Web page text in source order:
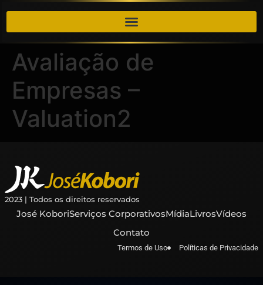
​​Avaliação de
Empresas –
Valuation2
2023 | Todos os direitos reservados
José KoboriServiços CorporativosMídiaLivrosVídeos
Contato
Termos de Uso Políticas de Privacidade